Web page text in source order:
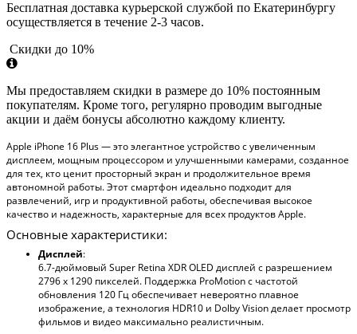
Бесплатная доставка курьерской службой по Екатеринбургу
осуществляется в течение 2-3 часов.
Скидки до 10%
Мы предоставляем скидки в размере до 10% постоянным
покупателям. Кроме того, регулярно проводим выгодные
акции и даём бонусы абсолютно каждому клиенту.
Apple iPhone 16 Plus — это элегантное устройство с увеличенным
дисплеем, мощным процессором и улучшенными камерами, созданное
для тех, кто ценит просторный экран и продолжительное время
автономной работы. Этот смартфон идеально подходит для
развлечений, игр и продуктивной работы, обеспечивая высокое
качество и надежность, характерные для всех продуктов Apple.
Основные характеристики:
Дисплей:
6.7-дюймовый Super Retina XDR OLED дисплей с разрешением
2796 х 1290 пикселей. Поддержка ProMotion с частотой
обновления 120 Гц обеспечивает невероятно плавное
изображение, а технология HDR10 и Dolby Vision делает просмотр
фильмов и видео максимально реалистичным.